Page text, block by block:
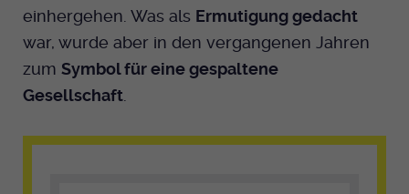
einhergehen. Was als Ermutigung gedacht
war, wurde aber in den vergangenen Jahren
zum Symbol für eine gespaltene
Gesellschaft
Name PHPSESSID
Anbieter
Zweck
Zur Speicherung kurzfristiger
Informationen über den Besuch.
Name
Twitter
Spotify